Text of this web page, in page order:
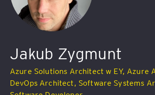
Jakub Zygmunt
Azure Solutions Architect w EY, Azure
DevOps Architect, Software Systems